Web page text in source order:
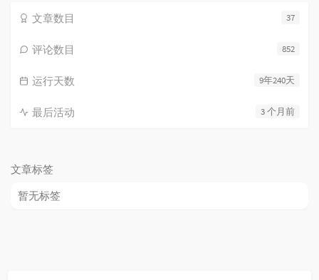
37
文章数目
852
评论数目
9年240天
运行天数
3 个月前
最后活动
文章标签
暂无标签